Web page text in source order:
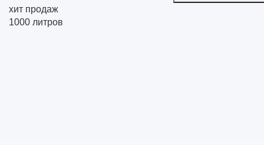
хит продаж
1000 литров